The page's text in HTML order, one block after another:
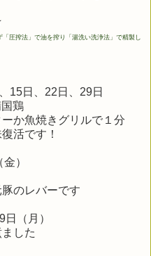
圧搾法」で油を搾り「湯洗い洗浄法」で精製し
日、22日、29日
鶏
か魚焼きグリルで１分
活です！
金）
のレバーです
日（月）
ました